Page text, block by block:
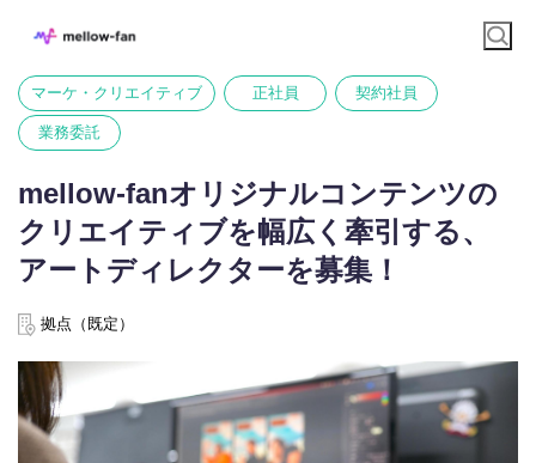
マーケ・クリエイティブ 正社員 契約社員
業務委託
mellow-fanオリジナルコンテンツの
クリエイティブを幅広く牽引する、
アートディレクターを募集！
拠点（既定）